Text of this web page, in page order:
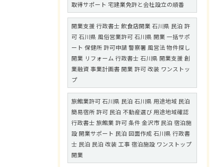
取得サポート 宅建業免許と会社設立の順番
開業支援 行政書士 飲食店開業 石川県 民泊 許
可 石川県 風俗営業許可 石川県 開業 一括サポ
ート 保健所 許可申請 警察署 風営法 物件探し
開業 リフォーム 行政書士 石川県 開業支援 創
業融資 事業計画書 開業 許可 改装 ワンストッ
プ
旅館業許可 石川県 民泊 石川県 用途地域 民泊
簡易宿所 許可 民泊 不動産選び 用途地域確認
行政書士 旅館業 許可 条件 金沢市 民泊 宿泊施
設 開業サポート 民泊 図面作成 石川県 行政書
士 民泊 民泊 改装 工事 宿泊施設 ワンストップ
開業